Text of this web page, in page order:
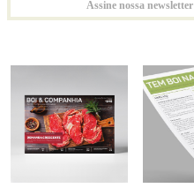
Assine nossa newsletter